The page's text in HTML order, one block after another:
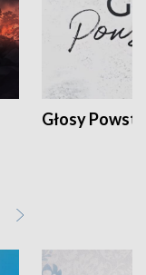
Głosy